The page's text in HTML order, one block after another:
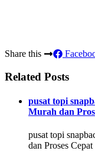
Share this
Related Posts
pusat topi
Murah dan
pusat topi
dan Proses